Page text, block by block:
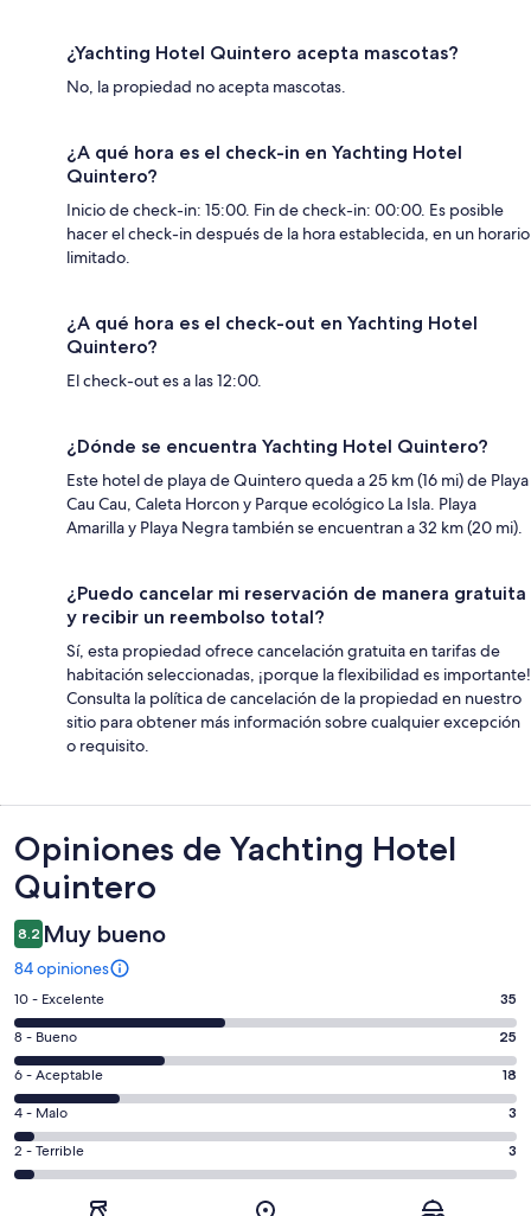
¿Yachting Hotel Quintero acepta mascotas?
No, la propiedad no acepta mascotas.
¿A qué hora es el check-in en Yachting Hotel
Quintero?
Inicio de check-in: 15:00. Fin de check-in: 00:00. Es posible
hacer el check-in después de la hora establecida, en un horario
limitado.
¿A qué hora es el check-out en Yachting Hotel
Quintero?
El check-out es a las 12:00.
¿Dónde se encuentra Yachting Hotel Quintero?
Este hotel de playa de Quintero queda a 25 km (16 mi) de Playa
Cau Cau, Caleta Horcon y Parque ecológico La Isla. Playa
Amarilla y Playa Negra también se encuentran a 32 km (20 mi).
¿Puedo cancelar mi reservación de manera gratuita
y recibir un reembolso total?
Sí, esta propiedad ofrece cancelación gratuita en tarifas de
habitación seleccionadas, ¡porque la flexibilidad es importante!
Consulta la política de cancelación de la propiedad en nuestro
sitio para obtener más información sobre cualquier excepción
o requisito.
Opiniones
Opiniones de Yachting Hotel
Quintero
8.2 Muy bueno
84 opiniones
Puntuación
de
10,
es
decir,
Excelente.
Basada
en
10 - Excelente 35
Puntuación
de
8,
es
decir,
Bueno.
8 - Bueno 25
Puntuación
de
6,
es
decir,
Aceptable.
6 - Aceptable 18
Puntuación
de
4,
4 - Malo 3
Puntuación
de
2 - Terrible 3